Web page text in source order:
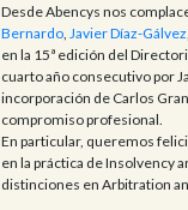
Desde Abencys nos
Bernardo, Javier Díaz-Gálvez
en la 15ª edición del
cuarto año consecutivo por
incorporación de Carlos
compromiso profesional.
En particular, queremos
en la práctica de Insolvency
distinciones en Arbitration